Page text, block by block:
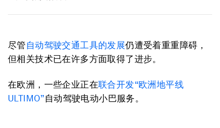
尽管自动驾驶交通工具的发展仍遭受着重重障碍，
但相关技术已在许多方面取得了进步。
在欧洲，一些企业正在联合开发“欧洲地平线
ULTIMO”自动驾驶电动小巴服务。